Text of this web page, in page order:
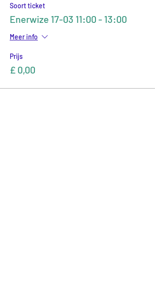
Soort ticket
Enerwize 17-03 11:00 - 13:00
Meer info
Prijs
£ 0,00